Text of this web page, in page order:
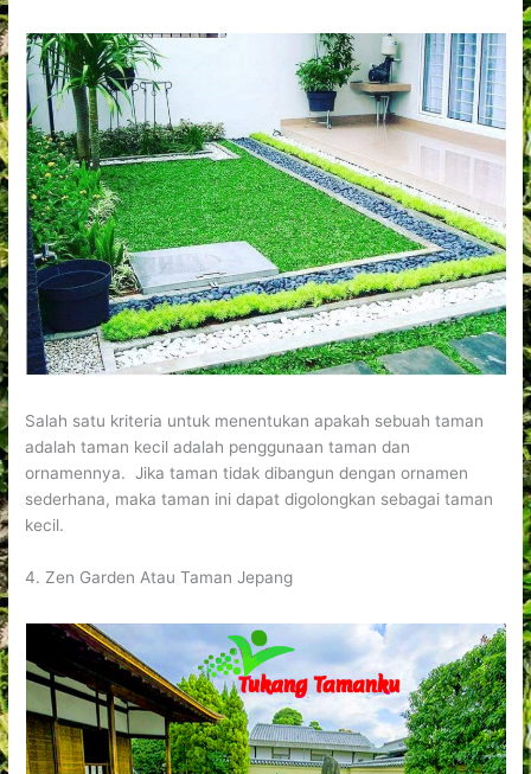
Salah satu kriteria untuk menentukan apakah sebuah taman
adalah taman kecil adalah penggunaan taman dan
ornamennya. Jika taman tidak dibangun dengan ornamen
sederhana, maka taman ini dapat digolongkan sebagai taman
kecil.
4. Zen Garden Atau Taman Jepang